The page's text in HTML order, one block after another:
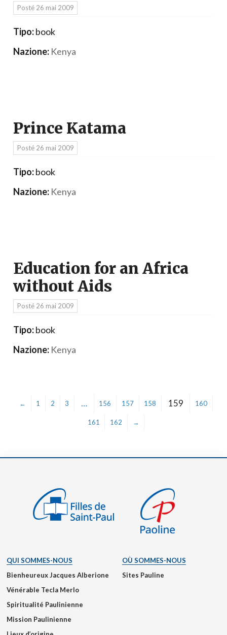
Posté 26 mai 2009
Tipo:book
Nazione: Kenya
Prince Katama
Posté 26 mai 2009
Tipo:book
Nazione: Kenya
Education for an Africa
without Aids
Posté 26 mai 2009
Tipo:book
Nazione: Kenya
← 1 2 3 … 156 157 158 159 160
161 162 →
QUI SOMMES-NOUS
Bienheureux Jacques Alberione
Vénérable Tecla Merlo
Spiritualité Paulinienne
Mission Paulinienne
OÙ SOMMES-NOUS
Sites Pauline